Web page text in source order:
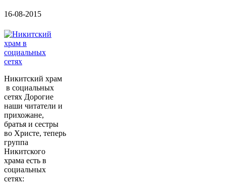
16-08-2015
Никитский храм
в социальных
сетях Дорогие
наши читатели и
прихожане,
братья и сестры
во Христе, теперь
группа
Никитского
храма есть в
социальных
сетях: